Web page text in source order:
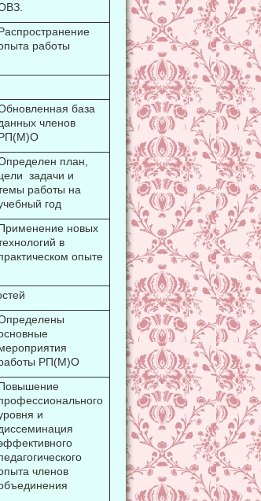
работы
база
членов
план,
задачи и
работы на
год
новых
в
опыте
РП(М)О
и
членов